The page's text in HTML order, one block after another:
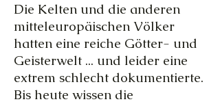
Die Kelten und die anderen
mitteleuropäischen Völker
hatten eine reiche Götter- und
Geisterwelt ... und leider eine
extrem schlecht dokumentierte.
Bis heute wissen die